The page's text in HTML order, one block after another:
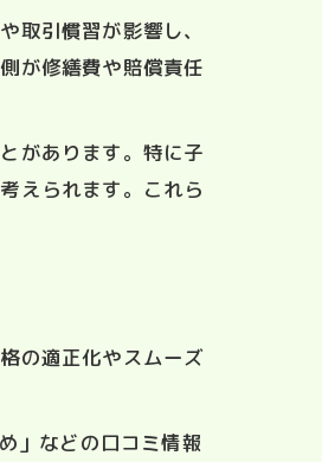
取引慣習が影響し、
が修繕費や賠償責任
があります。特に子
えられます。これら
の適正化やスムーズ
」などの口コミ情報